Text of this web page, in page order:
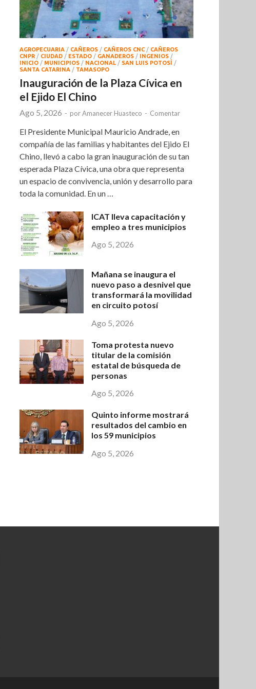
AGROPECUARIA / CAÑEROS / CAÑEROS CNC / CAÑEROS
CNPR / CIUDAD / ESTADO / GANADEROS / INGENIOS /
INICIO / MUNICIPIOS / NACIONAL / SAN LUIS POTOSÍ /
SANTA CATARINA / TAMASOPO
Inauguración de la Plaza Cívica en
el Ejido El Chino
Ago 5, 2026 - porAmanecer Huasteco - Comentar
El Presidente Municipal Mauricio Andrade, en
compañía de las familias y habitantes del Ejido El
Chino, llevó a cabo la gran inauguración de su tan
esperada Plaza Cívica, una obra que representa
un espacio de convivencia, unión y desarrollo para
toda la comunidad. En un …
ICAT lleva capacitación y
empleo a tres municipios
Ago 5, 2026
Mañana se inaugura el
nuevo paso a desnivel que
transformará la movilidad
en circuito potosí
Ago 5, 2026
Toma protesta nuevo
titular de la comisión
estatal de búsqueda de
personas
Ago 5, 2026
Quinto informe mostrará
resultados del cambio en
los 59 municipios
Ago 5, 2026